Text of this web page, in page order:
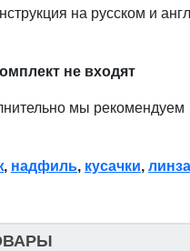
на русском и
не входят
мы рекомендуем
, надфиль, кусачки, линза